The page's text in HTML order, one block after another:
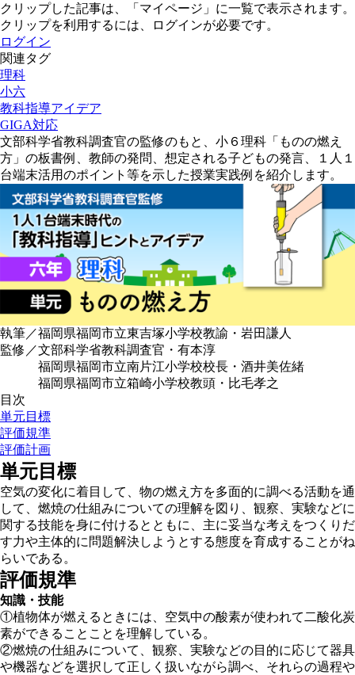
クリップした記事は、「マイページ」に一覧で表示されます。
クリップを利用するには、ログインが必要です。
ログイン
関連タグ
理科
小六
教科指導アイデア
GIGA対応
文部科学省教科調査官の監修のもと、小６理科「ものの燃え
方」の板書例、教師の発問、想定される子どもの発言、１人１
台端末活用のポイント等を示した授業実践例を紹介します。
執筆／福岡県福岡市立東吉塚小学校教諭・岩田謙人
監修／文部科学省教科調査官・有本淳
福岡県福岡市立南片江小学校校長・酒井美佐緒
福岡県福岡市立箱崎小学校教頭・比毛孝之
目次
単元目標
評価規準
評価計画
単元目標
空気の変化に着目して、物の燃え方を多面的に調べる活動を通
して、燃焼の仕組みについての理解を図り、観察、実験などに
関する技能を身に付けるとともに、主に妥当な考えをつくりだ
す力や主体的に問題解決しようとする態度を育成することがね
らいである。
評価規準
知識・技能
①植物体が燃えるときには、空気中の酸素が使われて二酸化炭
素ができることことを理解している。
②燃焼の仕組みについて、観察、実験などの目的に応じて器具
や機器などを選択して正しく扱いながら調べ、それらの過程や